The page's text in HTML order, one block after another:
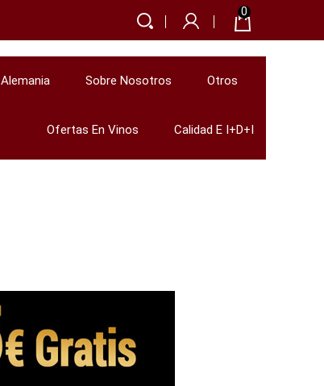
0
Alemania Sobre Nosotros Otros
Ofertas En Vinos Calidad E I+D+i